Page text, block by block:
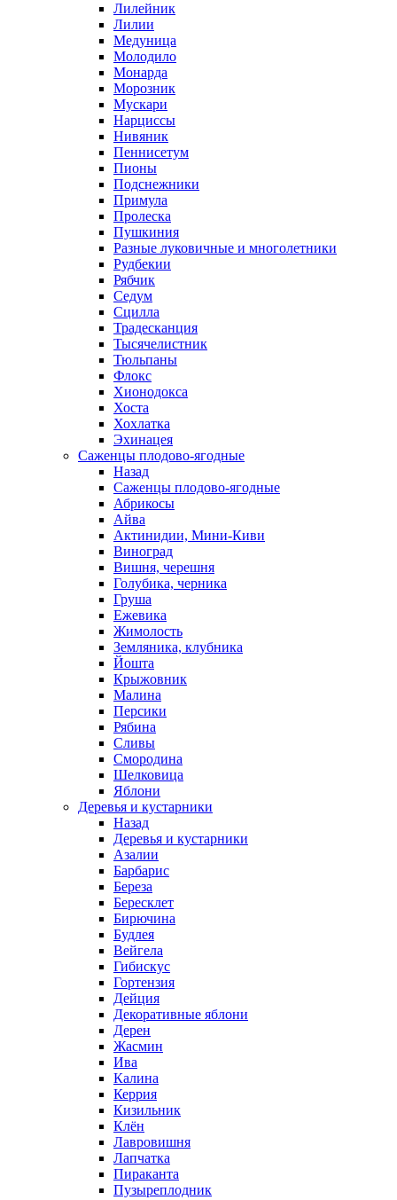
Лилейник
Лилии
Медуница
Молодило
Монарда
Морозник
Мускари
Нарциссы
Нивяник
Пеннисетум
Пионы
Подснежники
Примула
Пролеска
Пушкиния
Разные луковичные и многолетники
Рудбекии
Рябчик
Седум
Сцилла
Традесканция
Тысячелистник
Тюльпаны
Флокс
Хионодокса
Хоста
Хохлатка
Эхинацея
Саженцы плодово-ягодные
Назад
Саженцы плодово-ягодные
Абрикосы
Айва
Актинидии, Мини-Киви
Виноград
Вишня, черешня
Голубика, черника
Груша
Ежевика
Жимолость
Земляника, клубника
Йошта
Крыжовник
Малина
Персики
Рябина
Сливы
Смородина
Шелковица
Яблони
Деревья и кустарники
Назад
Деревья и кустарники
Азалии
Барбарис
Береза
Бересклет
Бирючина
Будлея
Вейгела
Гибискус
Гортензия
Дейция
Декоративные яблони
Дерен
Жасмин
Ива
Калина
Керрия
Кизильник
Клён
Лавровишня
Лапчатка
Пираканта
Пузыреплодник